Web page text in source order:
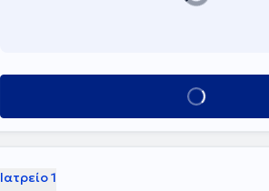
Κλείσε ραντεβού
Ιατρείο 1